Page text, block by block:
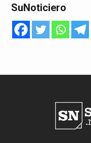
SuNoticiero